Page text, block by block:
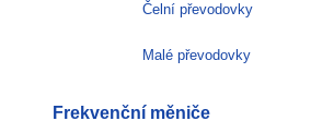
Čelní převodovky
Malé převodovky
Frekvenční měniče